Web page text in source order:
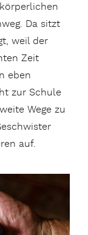
Da sitzt
weil der
Zeit
eben
zur Schule
Wege zu
auf.